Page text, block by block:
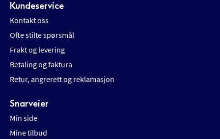
Kundeservice
Kontakt oss
Ofte stilte spørsmål
Frakt og levering
Betaling og faktura
Retur, angrerett og reklamasjon
Snarveier
Min side
Mine tilbud